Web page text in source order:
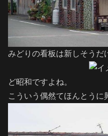
みどりの看板は新しそうだ
ど昭和ですよね。
こういう偶然てほんとうに